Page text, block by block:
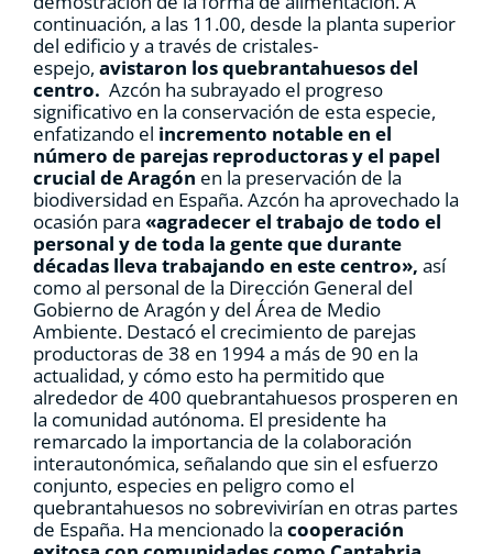
continuación, a las 11.00, desde la planta superior
del edificio y a través de cristales-
espejo, avistaron los quebrantahuesos del
centro. Azcón ha subrayado el progreso
significativo en la conservación de esta especie,
enfatizando el incremento notable en el
número de parejas reproductoras y el papel
crucial de Aragón en la preservación de la
biodiversidad en España. Azcón ha aprovechado la
ocasión para «agradecer el trabajo de todo el
personal y de toda la gente que durante
décadas lleva trabajando en este centro», así
como al personal de la Dirección General del
Gobierno de Aragón y del Área de Medio
Ambiente. Destacó el crecimiento de parejas
productoras de 38 en 1994 a más de 90 en la
actualidad, y cómo esto ha permitido que
alrededor de 400 quebrantahuesos prosperen en
la comunidad autónoma. El presidente ha
remarcado la importancia de la colaboración
interautonómica, señalando que sin el esfuerzo
conjunto, especies en peligro como el
quebrantahuesos no sobrevivirían en otras partes
de España. Ha mencionado la cooperación